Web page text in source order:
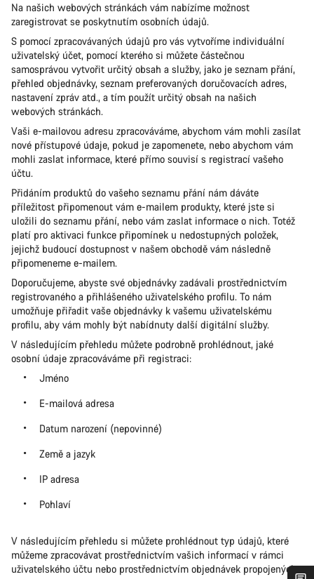
Na našich webových stránkách vám nabízíme možnost
zaregistrovat se poskytnutím osobních údajů.
S pomocí zpracovávaných údajů pro vás vytvoříme individuální
uživatelský účet, pomocí kterého si můžete částečnou
samosprávou vytvořit určitý obsah a služby, jako je seznam přání,
přehled objednávky, seznam preferovaných doručovacích adres,
nastavení zpráv atd., a tím použít určitý obsah na našich
webových stránkách.
Vaši e-mailovou adresu zpracováváme, abychom vám mohli zasílat
nové přístupové údaje, pokud je zapomenete, nebo abychom vám
mohli zaslat informace, které přímo souvisí s registrací vašeho
účtu.
Přidáním produktů do vašeho seznamu přání nám dáváte
příležitost připomenout vám e-mailem produkty, které jste si
uložili do seznamu přání, nebo vám zaslat informace o nich. Totéž
platí pro aktivaci funkce připomínek u nedostupných položek,
jejichž budoucí dostupnost v našem obchodě vám následně
připomeneme e-mailem.
Doporučujeme, abyste své objednávky zadávali prostřednictvím
registrovaného a přihlášeného uživatelského profilu. To nám
umožňuje přiřadit vaše objednávky k vašemu uživatelskému
profilu, aby vám mohly být nabídnuty další digitální služby.
V následujícím přehledu můžete podrobně prohlédnout, jaké
osobní údaje zpracováváme při registraci:
Jméno
E-mailová adresa
Datum narození (nepovinné)
Země a jazyk
IP adresa
Pohlaví
V následujícím přehledu si můžete prohlédnout typ údajů, které
můžeme zpracovávat prostřednictvím vašich informací v rámci
uživatelského účtu nebo prostřednictvím objednávek propojených